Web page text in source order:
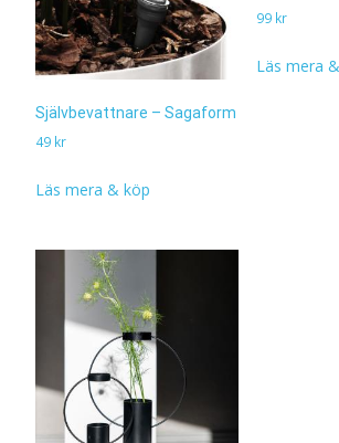
Självbevattnare – Sagaform
49 kr
Läs mera & köp
99 kr
Läs mera